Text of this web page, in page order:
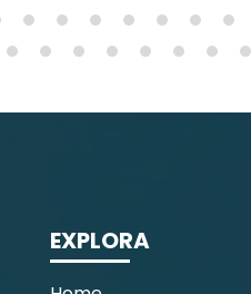
EXPLORA